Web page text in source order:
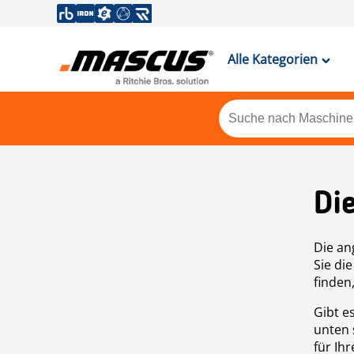
Alle Kategorien
Die
Sie
Gibt
unten
für